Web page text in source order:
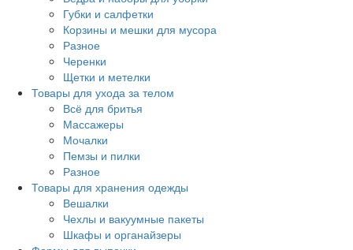
Губки и салфетки
Корзины и мешки для мусора
Разное
Черенки
Щетки и метелки
Товары для ухода за телом
Всё для бритья
Массажеры
Мочалки
Пемзы и пилки
Разное
Товары для хранения одежды
Вешалки
Чехлы и вакуумные пакеты
Шкафы и органайзеры